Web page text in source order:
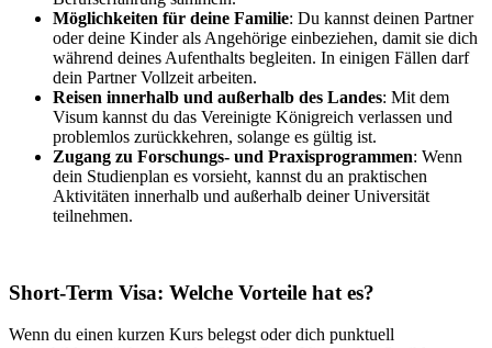
Möglichkeiten für deine Familie: Du kannst deinen Partner
oder deine Kinder als Angehörige einbeziehen, damit sie dich
während deines Aufenthalts begleiten. In einigen Fällen darf
dein Partner Vollzeit arbeiten.
Reisen innerhalb und außerhalb des Landes: Mit dem
Visum kannst du das Vereinigte Königreich verlassen und
problemlos zurückkehren, solange es gültig ist.
Zugang zu Forschungs- und Praxisprogrammen: Wenn
dein Studienplan es vorsieht, kannst du an praktischen
Aktivitäten innerhalb und außerhalb deiner Universität
teilnehmen.
Short-Term Visa: Welche Vorteile hat es?
Wenn du einen kurzen Kurs belegst oder dich punktuell